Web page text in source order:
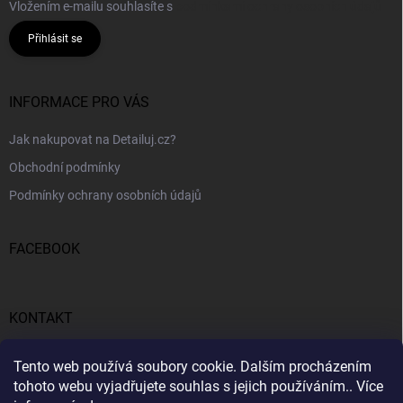
Tento web používá soubory cookie. Dalším procházením
tohoto webu vyjadřujete souhlas s jejich používáním.. Více
Vložením e-mailu souhlasíte s
Přihlásit se
INFORMACE PRO VÁS
Jak nakupovat na Detailuj.cz?
Obchodní podmínky
Podmínky ochrany osobních údajů
FACEBOOK
KONTAKT
gunar detailuj.cz
770192683